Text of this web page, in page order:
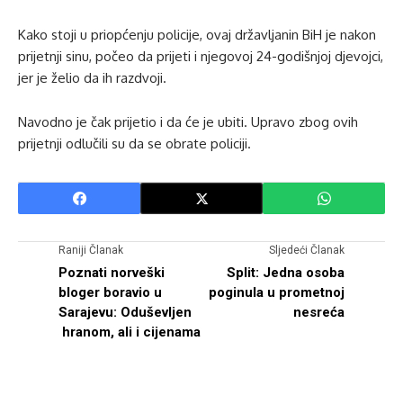
Kako stoji u priopćenju policije, ovaj državljanin BiH je nakon
prijetnji sinu, počeo da prijeti i njegovoj 24-godišnjoj djevojci,
jer je želio da ih razdvoji.
Navodno je čak prijetio i da će je ubiti. Upravo zbog ovih
prijetnji odlučili su da se obrate policiji.
Raniji Članak
Poznati norveški
bloger boravio u
Sarajevu: Oduševljen
hranom, ali i cijenama
Sljedeći Članak
Split: Jedna osoba
poginula u prometnoj
nesreća